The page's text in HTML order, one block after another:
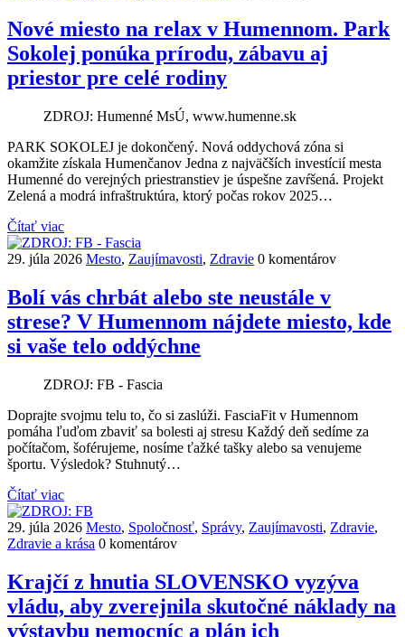
Nové miesto na relax v Humennom. Park
Sokolej ponúka prírodu, zábavu aj
priestor pre celé rodiny
ZDROJ: Humenné MsÚ, www.humenne.sk
PARK SOKOLEJ je dokončený. Nová oddychová zóna si
okamžite získala Humenčanov Jedna z najväčších investícií mesta
Humenné do verejných priestranstiev je úspešne zavŕšená. Projekt
Zelená a modrá infraštruktúra, ktorý počas rokov 2025…
Čítať viac
29. júla 2026 Mesto, Zaujímavosti, Zdravie 0 komentárov
Bolí vás chrbát alebo ste neustále v
strese? V Humennom nájdete miesto, kde
si vaše telo oddýchne
ZDROJ: FB - Fascia
Doprajte svojmu telu to, čo si zaslúži. FasciaFit v Humennom
pomáha ľuďom zbaviť sa bolesti aj stresu Každý deň sedíme za
počítačom, šoférujeme, nosíme ťažké tašky alebo sa venujeme
športu. Výsledok? Stuhnutý…
Čítať viac
29. júla 2026 Mesto, Spoločnosť, Správy, Zaujímavosti, Zdravie,
Zdravie a krása 0 komentárov
Krajčí z hnutia SLOVENSKO vyzýva
vládu, aby zverejnila skutočné náklady na
výstavbu nemocníc a plán ich